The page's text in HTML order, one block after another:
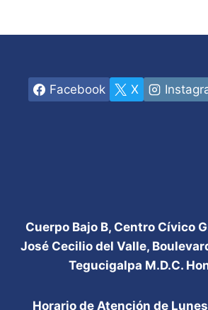
Facebook X
Cuerpo Bajo B, Centro Cívico
José Cecilio del Valle,
Tegucigalpa M.D.C.
Horario de Atención de